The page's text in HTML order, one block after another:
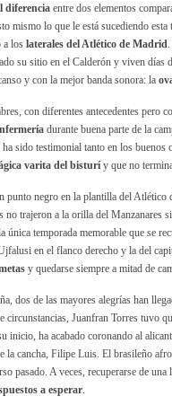
diferencia entre dos elementos
mismo lo que le está sucediendo esta
a los laterales del Atlético de Madrid
su sitio en el Calderón y viven días
y con la mejor banda sonora: la
con diferentes antecedentes pero
durante buena parte de la
sido testimonial tanto en los buenos
varita del bisturíy que no
punto negro en la plantilla del Atlético
no trajeron a la orilla del Manzanares
única temporada memorable que se
en el flanco derecho y la del
y quedarse siempre a mitad de
dos de las mayores alegrías han
circunstancias, Juanfran Torres tuvo
inicio, ha acabado coronando al
la cancha, Filipe Luis. El brasileño
pasado. A veces, recuperarse de
a esperar.